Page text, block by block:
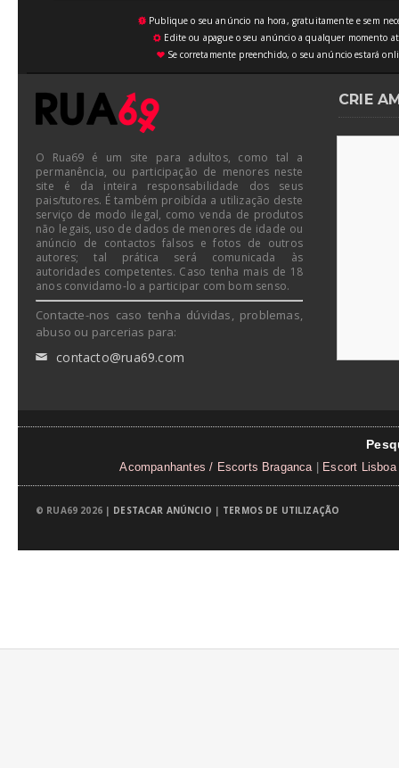
💥Publique o seu anúncio na hora, gratuitamente e sem
⚙ Edite ou apague o seu anúncio a qualquer momento
♥Se corretamente preenchido, o seu anúncio estará
O Rua69 é um site para adultos, como tal a
permanência, ou participação de menores neste
site é da inteira responsabilidade dos seus
pais/tutores. É também proibída a utilização deste
serviço de modo ilegal, como venda de produtos
não legais, uso de dados de menores de idade ou
anúncio de contactos falsos e fotos de outros
autores; tal prática será comunicada às
autoridades competentes. Caso tenha mais de 18
anos convidamo-lo a participar com bom senso.
Contacte-nos caso tenha dúvidas, problemas,
abuso ou parcerias para:
✉ contacto@rua69.com
CRIE
Acompanhantes / Escorts Braganca Escort Lisboa
© RUA69 2026 | DESTACAR ANÚNCIO | TERMOS DE UTILIZAÇÃO